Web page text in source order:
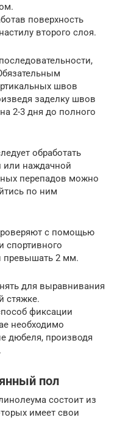
поверхность
второго слоя.
швов
заделку швов
2-3 дня до полного
обработать
наждачной
перепадов можно
по ним
с помощью
спортивного
превышать 2 мм.
для выравнивания
стяжке.
фиксации
необходимо
дюбеля, производя
пол
состоит из
имеет свои